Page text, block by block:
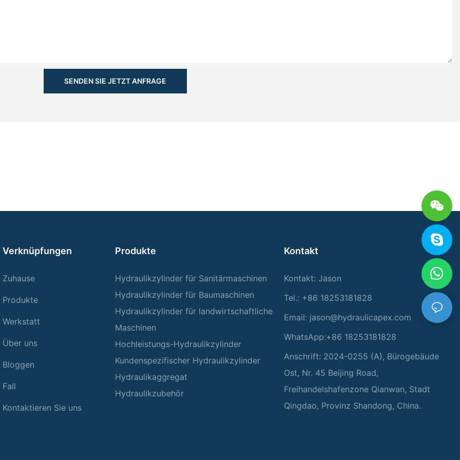
SENDEN SIE JETZT ANFRAGE
Verknüpfungen
Zuhause
Produkte
Werkstatt
Über uns
Bloggen
Fall
Kontaktieren Sie uns
Produkte
Hydraulikzylinder für Sanitärmaschinen
Hydraulikzylinder für Baumaschinen
Hydraulikzylinder für landwirtschaftliche
Maschinen
Hochleistungs-Hydraulikzylinder
Kundenspezifischer Hydraulikzylinder
Hydraulikaggregat
Hydraulikzubehör
Kontakt
Kontakt: Jason
Tel.: +86 18253181828
Email: jason@hydraulicapex.com
WhatsApp:+86 18253181828
Anschrift: 2024-0255 (A), Bürogebäude
Ost, Nr. 45 Beijing Road,
Freihandelshafenzone Qianwan, Stadt
Qingdao, Provinz Shandong, China.